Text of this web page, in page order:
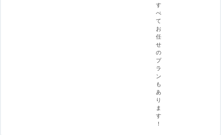
す
べ
て
お
任
せ
の
プ
ラ
ン
も
あ
り
ま
す
！